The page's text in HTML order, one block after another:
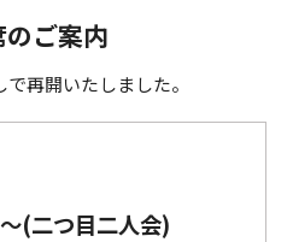
ご案内
再開いたしました。
(二つ目二人会)